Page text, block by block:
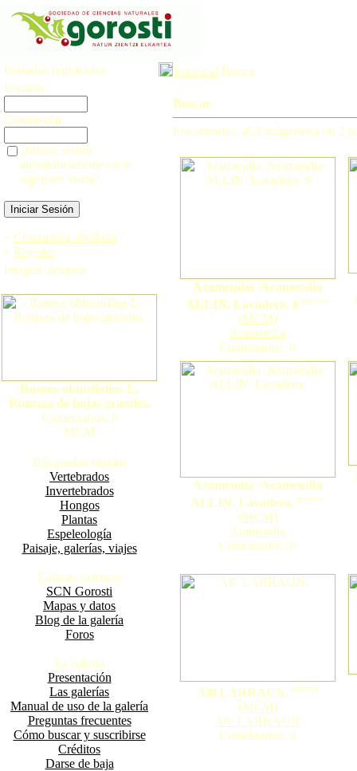
Usuarios registrados
Usuario:
Contraseña:
¿Iniciar sesión
automáticamente en la
siguiente visita?
» Contraseña olvidada
» Registro
Imagen aleatoria
Rumex obtusifolius L.
Romaza de hojas grandes.
Comentarios: 0
MCM
Búsquedas rápidas
Vertebrados
Invertebrados
Hongos
Plantas
Espeleología
Paisaje, galerías, viajes
Enlaces externos
SCN Gorosti
Mapas y datos
Blog de la galería
Foros
La galería
Presentación
Las galerías
Manual de uso de la galería
Preguntas frecuentes
Cómo buscar y suscribirse
Créditos
Darse de baja
Principal Buscar
Buscar
Encontradas: 453 imágene(s) on 2
Aramendía /Aramendia
ALLIN. Lavadero. 6 nuevo
(MCM)
Aramendia
Comentarios: 0
Aramendía /Aramendia
ALLIN. Lavadero. nuevo
(MCM)
Aramendia
Comentarios: 0
Alli LARRAUN. nuevo
(MCM)
Alli LARRAUN
Comentarios: 0